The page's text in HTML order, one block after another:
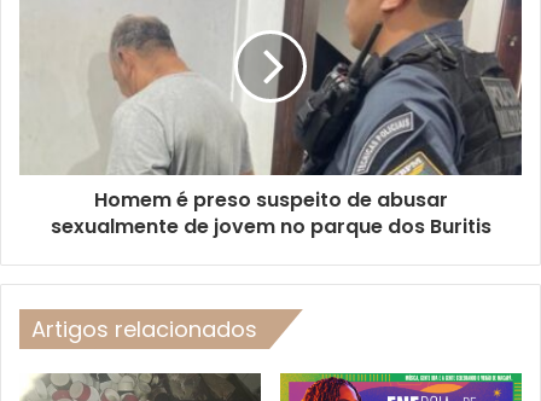
Homem é preso suspeito de abusar
sexualmente de jovem no parque dos Buritis
Artigos relacionados